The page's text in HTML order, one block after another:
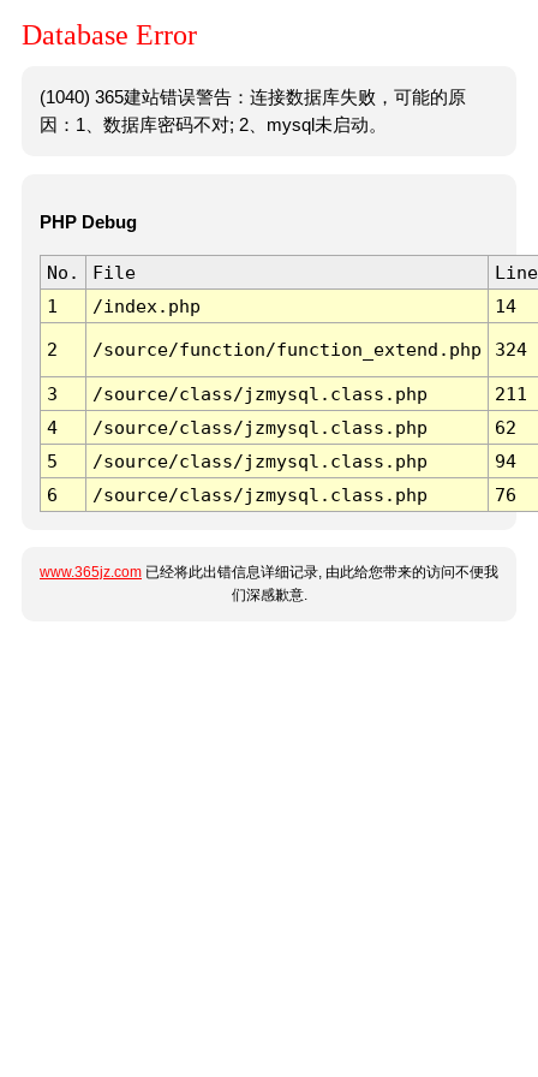
Database Error
(1040) 365建站错误警告：连接数据库失败，可能的原
因：1、数据库密码不对; 2、mysql未启动。
PHP Debug
No. File
Line
1
/index.php 14
2 /source/function/function_extend.php 324
3 /source/class/jzmysql.class.php
211
4
/source/class/jzmysql.class.php
62
5
/source/class/jzmysql.class.php
94
6
/source/class/jzmysql.class.php 76
www.365jz.com 已经将此出错信息详细记录, 由此给您带来的访问不便我
们深感歉意.